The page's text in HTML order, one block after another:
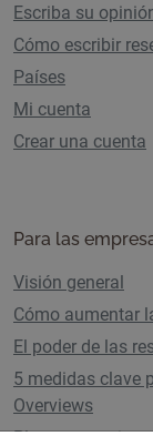
Escriba su
Cómo escribir
Países
Mi cuenta
Crear una cuenta
Para las
Visión general
Cómo aumentar
El poder de las
5 medidas clave
Overviews